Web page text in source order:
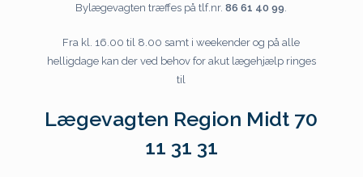
Bylægevagten træffes på tlf.nr.86 61 40 99
Fra kl. 16.00 til 8.00 samt i weekender og på alle
helligdage kan der ved behov for akut lægehjælp ringes
til
Lægevagten Region Midt 70
11 31 31